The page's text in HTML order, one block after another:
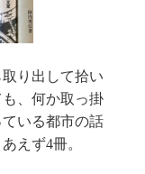
り出して拾い
、何か取っ掛
いる都市の話
えず4冊。